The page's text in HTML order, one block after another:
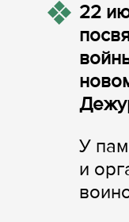
22
У
и